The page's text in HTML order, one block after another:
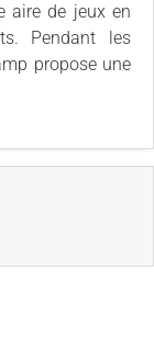
aire de jeux en
Pendant les
propose une